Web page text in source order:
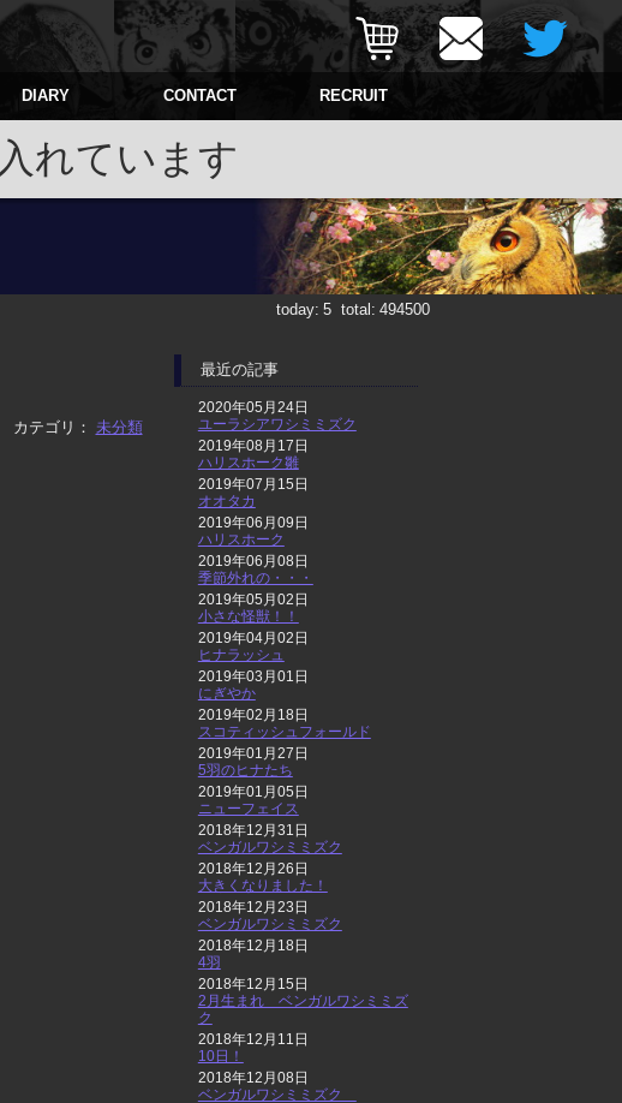
DIARY CONTACT RECRUIT
れています
today: 5 total: 494500
カテゴリ： 未分類
最近の記事
2020年05月24日
ユーラシアワシミミズク
2019年08月17日
ハリスホーク雛
2019年07月15日
オオタカ
2019年06月09日
ハリスホーク
2019年06月08日
季節外れの・・・
2019年05月02日
小さな怪獣！！
2019年04月02日
ヒナラッシュ
2019年03月01日
にぎやか
2019年02月18日
スコティッシュフォールド
2019年01月27日
5羽のヒナたち
2019年01月05日
ニューフェイス
2018年12月31日
ベンガルワシミミズク
2018年12月26日
大きくなりました！
2018年12月23日
ベンガルワシミミズク
2018年12月18日
4羽
2018年12月15日
2月生まれ ベンガルワシミミズ
ク
2018年12月11日
10日！
2018年12月08日
ベンガルワシミミズク